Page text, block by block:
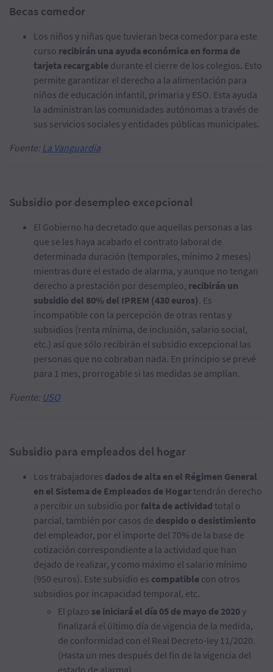
Becas comedor
Los niños y niñas que tuvieran beca comedor para este
curso recibirán una ayuda económica en forma de
tarjeta recargable durante el cierre de los colegios. Esto
permite garantizar el derecho a la alimentación para
niños de educación infantil, primaria y ESO. Esta ayuda
la administran las comunidades autónomas a través de
sus servicios sociales y entidades públicas municipales.
Fuente: La Vanguardia
Subsidio por desempleo excepcional
El Gobierno ha decretado que aquellas personas a las
que se les haya acabado el contrato laboral de
determinada duración (temporales, mínimo 2 meses)
mientras dure el estado de alarma, y aunque no tengan
derecho a prestación por desempleo, recibirán un
subsidio del 80% del IPREM (430 euros). Es
incompatible con la percepción de otras rentas y
subsidios (renta mínima, de inclusión, salario social,
etc.) así que sólo recibirán el subsidio excepcional las
personas que no cobraban nada. En principio se prevé
para 1 mes, prorrogable si las medidas se amplían.
Fuente: USO
Subsidio para empleados del hogar
Los trabajadores dados de alta en el Régimen General
en el Sistema de Empleados de Hogar tendrán derecho
a percibir un subsidio por falta de actividad total o
parcial, también por casos de despido o desistimiento
del empleador, por el importe del 70% de la base de
cotización correspondiente a la actividad que han
dejado de realizar, y como máximo el salario mínimo
(950 euros). Este subsidio es compatible con otros
subsidios por incapacidad temporal, etc.
El plazo se iniciará el día 05 de mayo de 2020y
finalizará el último día de vigencia de la medida,
de conformidad con el Real Decreto-ley 11/2020.
(Hasta un mes después del fin de la vigencia del
estado de alarma)